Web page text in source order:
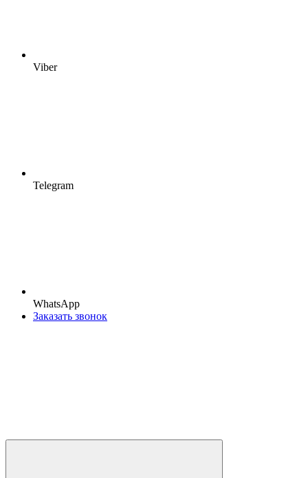
Viber
Telegram
WhatsApp
Заказать звонок